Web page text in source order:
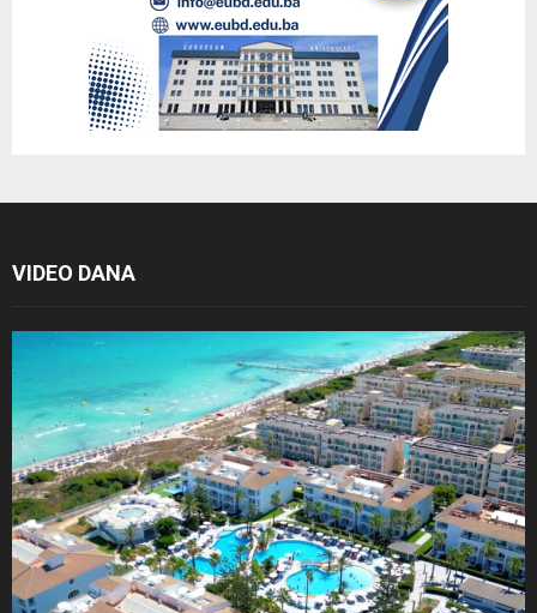
VIDEO DANA